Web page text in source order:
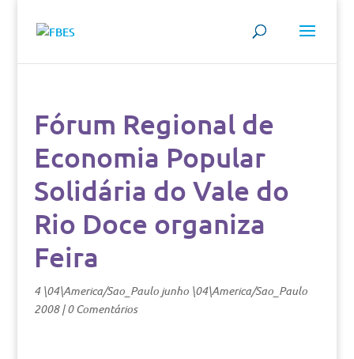
Fórum Regional de
Economia Popular
Solidária do Vale do
Rio Doce organiza
Feira
4 \04\America/Sao_Paulo junho \04\America/Sao_Paulo
2008|0 Comentários